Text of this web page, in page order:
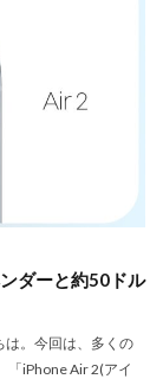
ダーと約50ドル
は。今回は、多くの
「iPhone Air 2(アイ
価格
つ
規制